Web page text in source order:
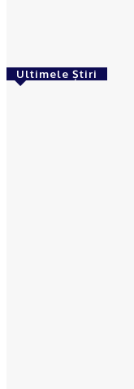
Ultimele Știri